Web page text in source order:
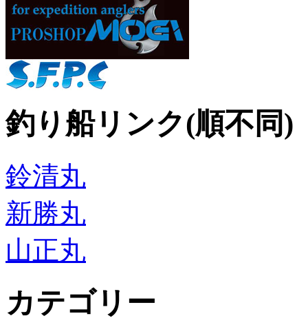
釣り船リンク(順不同)
鈴清丸
新勝丸
山正丸
カテゴリー